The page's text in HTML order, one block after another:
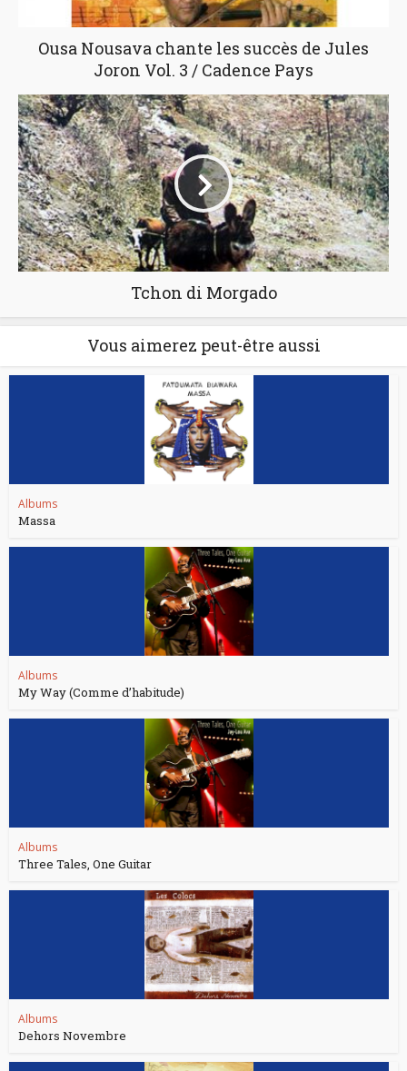
Ousa Nousava chante les succès de Jules
Joron Vol. 3 / Cadence Pays
Tchon di Morgado
Vous aimerez peut-être aussi
Albums
Massa
Albums
My Way (Comme d’habitude)
Albums
Three Tales, One Guitar
Albums
Dehors Novembre